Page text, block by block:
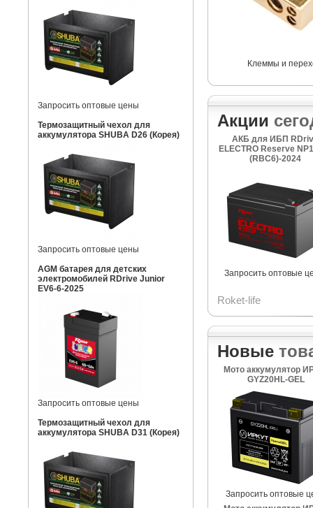
Запросить оптовые цены
Термозащитный чехол для
аккумулятора SHUBA D26 (Корея)
Запросить оптовые цены
AGM батарея для детских
электромобилей RDrive Junior
EV6-6-2025
Запросить оптовые цены
Термозащитный чехол для
аккумулятора SHUBA D31 (Корея)
Клеммы и
Акции
АКБ для ИБП
ELECTRO Reserve
(RBC6)-2024
Запросить оптовые
Roket-life
Новые
Мото аккумулятор
GYZ20HL-GEL
Запросить оптовые